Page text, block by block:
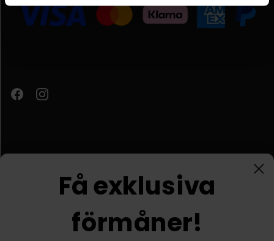
Få exklusiva
förmåner!